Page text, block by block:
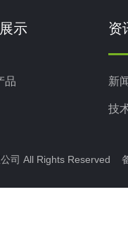
示
品
资
新
技
司 All Rights Reserved